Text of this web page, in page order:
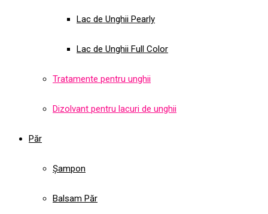
Lac de Unghii Pearly
Lac de Unghii Full Color
Tratamente pentru unghii
Dizolvant pentru lacuri de unghii
Păr
Șampon
Balsam Păr